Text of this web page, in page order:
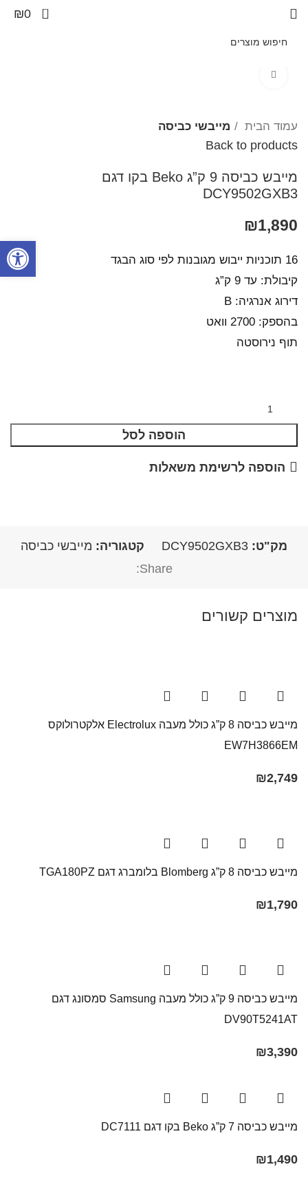
פתח
0
₪0
עמוד הבית מייבשי כביסה
Back to products
מייבש כביסה 9 ק”ג Beko בקו ‏דגם
DCY9502GXB3
₪1,890
16 תוכניות ייבוש מגובנות לפי סוג הבגד
קיבולת: עד 9 ק”ג
דירוג אנרגיה: B
בהספק: 2700 וואט
תוף נירוסטה
הוספה לסל
הוספה לרשימת משאלות
מק"ט: DCY9502GXB3 קטגוריה: מייבשי כביסה
Share:
מוצרים קשורים
מייבש כביסה 8 ק”ג כולל מעבה Electrolux אלקטרולוקס
EW7H3866EM
₪2,749
מייבש כביסה 8 ק”ג Blomberg בלומברג דגם TGA180PZ
₪1,790
מייבש כביסה 9 ק”ג כולל מעבה Samsung סמסונג דגם
DV90T5241AT
₪3,390
מייבש כביסה 7 ק”ג Beko בקו ‏דגם DC7111
₪1,490